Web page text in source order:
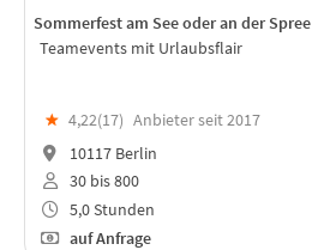
Sommerfest am See oder an der Spree
Teamevents mit Urlaubsflair
★ 4,22(17) Anbieter seit 2017
10117 Berlin
30 bis 800
5,0 Stunden
auf Anfrage